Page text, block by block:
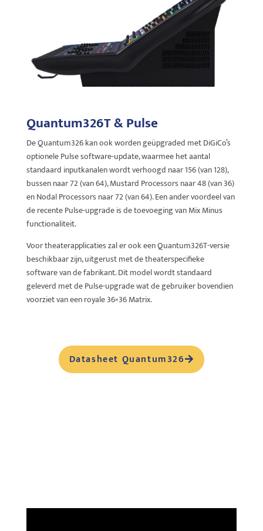
Quantum326T & Pulse
De Quantum326 kan ook worden geüpgraded met DiGiCo’s
optionele Pulse software-update, waarmee het aantal
standaard inputkanalen wordt verhoogd naar 156 (van 128),
bussen naar 72 (van 64), Mustard Processors naar 48 (van 36)
en Nodal Processors naar 72 (van 64). Een ander voordeel van
de recente Pulse-upgrade is de toevoeging van Mix Minus
functionaliteit.
Voor theaterapplicaties zal er ook een Quantum326T-versie
beschikbaar zijn, uitgerust met de theaterspecifieke
software van de fabrikant. Dit model wordt standaard
geleverd met de Pulse-upgrade wat de gebruiker bovendien
voorziet van een royale 36×36 Matrix.
Datasheet Quantum326